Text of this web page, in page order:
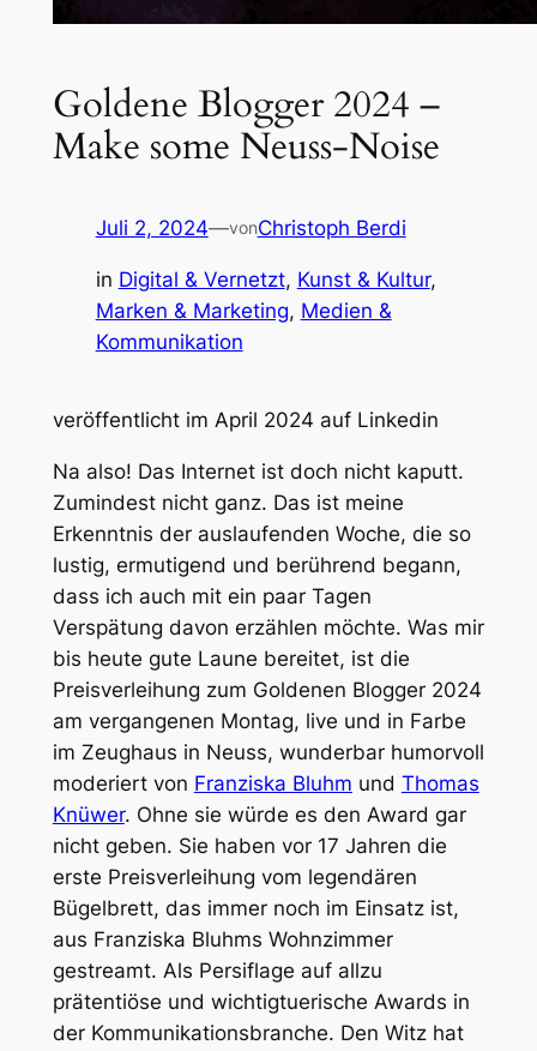
Goldene Blogger 2024 –
Make some Neuss-Noise
Juli 2, 2024—vonChristoph Berdi
in Digital & Vernetzt, Kunst & Kultur
Marken & Marketing, Medien &
Kommunikation
veröffentlicht im April 2024 auf Linkedin
Na also! Das Internet ist doch nicht kaputt.
Zumindest nicht ganz. Das ist meine
Erkenntnis der auslaufenden Woche, die so
lustig, ermutigend und berührend begann,
dass ich auch mit ein paar Tagen
Verspätung davon erzählen möchte. Was mir
bis heute gute Laune bereitet, ist die
Preisverleihung zum Goldenen Blogger 2024
am vergangenen Montag, live und in Farbe
im Zeughaus in Neuss, wunderbar humorvoll
moderiert von Franziska Bluhm und Thomas
Knüwer. Ohne sie würde es den Award gar
nicht geben. Sie haben vor 17 Jahren die
erste Preisverleihung vom legendären
Bügelbrett, das immer noch im Einsatz ist,
aus Franziska Bluhms Wohnzimmer
gestreamt. Als Persiflage auf allzu
prätentiöse und wichtigtuerische Awards in
der Kommunikationsbranche. Den Witz hat